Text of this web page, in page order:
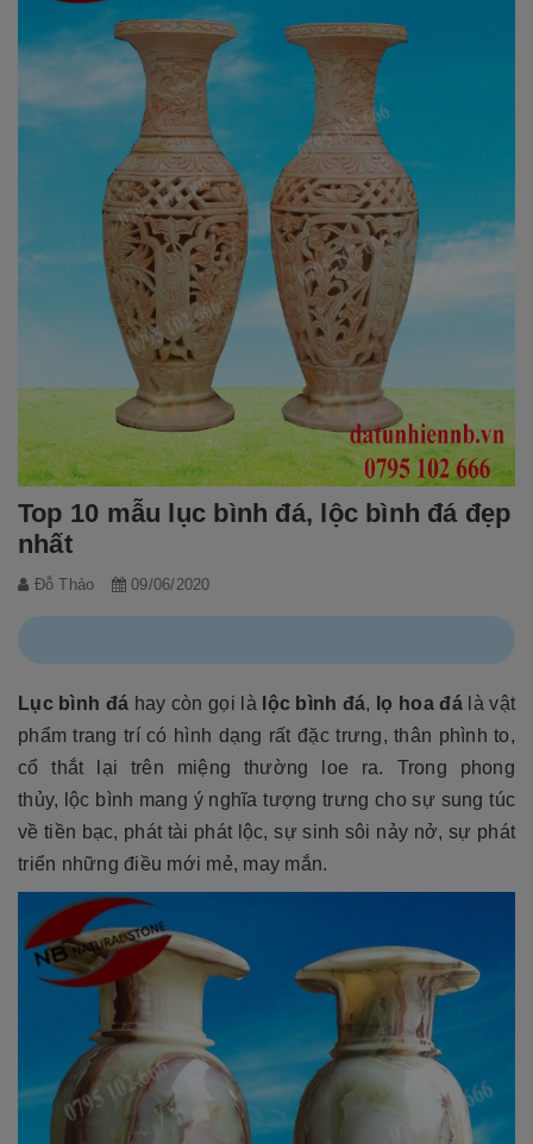
Top 10 mẫu lục bình đá, lộc bình đá đẹp
nhất
Đỗ Thảo 09/06/2020
Lục bình đá hay còn gọi là lộc bình đá, lọ hoa đálà vật
phẩm trang trí có hình dạng rất đặc trưng, thân phình to,
cổ thắt lại trên miệng thường loe ra. Trong phong
thủy, lộc bình mang ý nghĩa tượng trưng cho sự sung túc
về tiền bạc, phát tài phát lộc, sự sinh sôi nảy nở, sự phát
triển những điều mới mẻ, may mắn.